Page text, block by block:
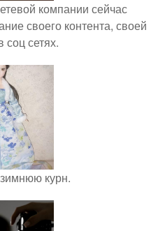
компании сейчас
своего контента, своей
соц сетях.
курн.